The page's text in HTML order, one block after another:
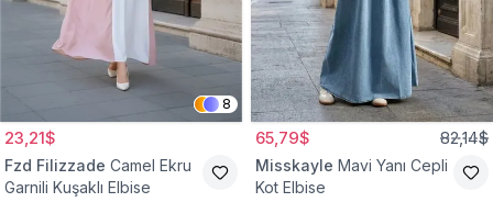
8
23,21$
Fzd Filizzade Camel Ekru
Garnili Kuşaklı Elbise
65,79$ 82,14$
Misskayle Mavi Yanı Cepli
Kot Elbise